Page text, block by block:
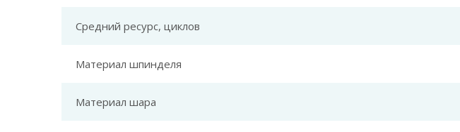
Средний ресурс, циклов
Материал шпинделя
Материал шара